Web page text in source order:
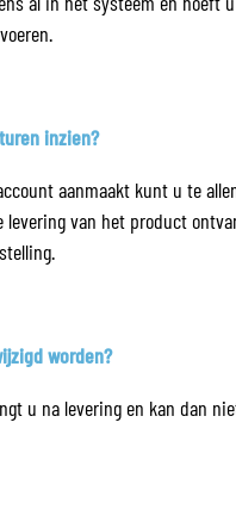
inzien?
aanmaakt kunt u te
levering van het product
worden?
u na levering en kan dan